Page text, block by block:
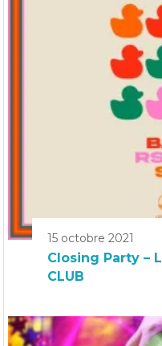
15 octobre 2021
Closing Party –
CLUB